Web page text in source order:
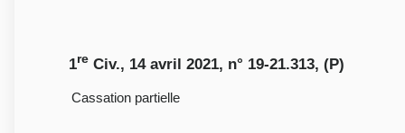
1re Civ., 14 avril 2021, n° 19-21.313, (P)
Cassation partielle